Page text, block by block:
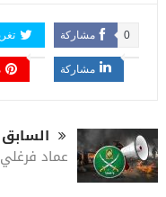
مشاركة 0
مشاركة
السابق
عماد